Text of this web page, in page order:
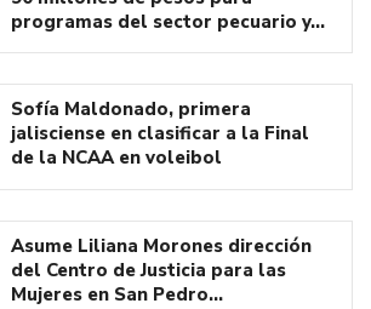
programas del sector pecuario y…
Sofía Maldonado, primera
jalisciense en clasificar a la Final
de la NCAA en voleibol
Asume Liliana Morones dirección
del Centro de Justicia para las
Mujeres en San Pedro…